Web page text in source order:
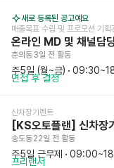
새로 등록된 공고예요
매출목표 수립 및 프로모션 기획
온라인 MD 및 채널담
춘의동3일 전 활동
주5일 (월~금) ·
면접 후 결정
신차장기렌트
[KS오토플랜] 신차장
송도동22일 전 활동
주5일 근무제 ·
프리랜서